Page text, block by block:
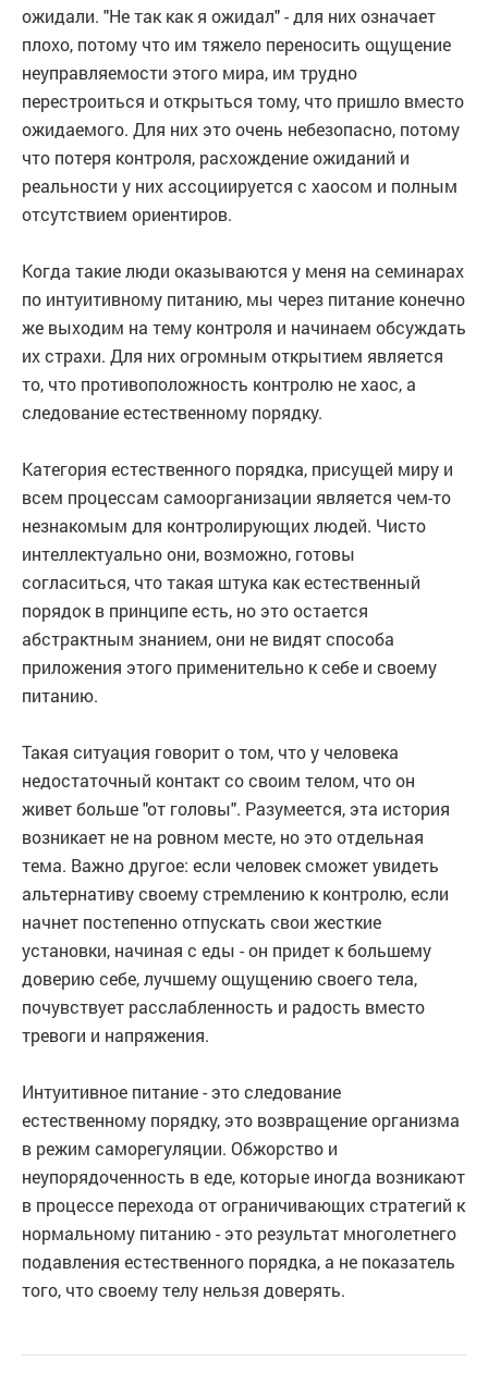
ожидали. "Не так как я ожидал" - для них означает
плохо, потому что им тяжело переносить ощущение
неуправляемости этого мира, им трудно
перестроиться и открыться тому, что пришло вместо
ожидаемого. Для них это очень небезопасно, потому
что потеря контроля, расхождение ожиданий и
реальности у них ассоциируется с хаосом и полным
отсутствием ориентиров.
Когда такие люди оказываются у меня на семинарах
по интуитивному питанию, мы через питание конечно
же выходим на тему контроля и начинаем обсуждать
их страхи. Для них огромным открытием является
то, что противоположность контролю не хаос, а
следование естественному порядку.
Категория естественного порядка, присущей миру и
всем процессам самоорганизации является чем-то
незнакомым для контролирующих людей. Чисто
интеллектуально они, возможно, готовы
согласиться, что такая штука как естественный
порядок в принципе есть, но это остается
абстрактным знанием, они не видят способа
приложения этого применительно к себе и своему
питанию.
Такая ситуация говорит о том, что у человека
недостаточный контакт со своим телом, что он
живет больше "от головы". Разумеется, эта история
возникает не на ровном месте, но это отдельная
тема. Важно другое: если человек сможет увидеть
альтернативу своему стремлению к контролю, если
начнет постепенно отпускать свои жесткие
установки, начиная с еды - он придет к большему
доверию себе, лучшему ощущению своего тела,
почувствует расслабленность и радость вместо
тревоги и напряжения.
Интуитивное питание - это следование
естественному порядку, это возвращение организма
в режим саморегуляции. Обжорство и
неупорядоченность в еде, которые иногда возникают
в процессе перехода от ограничивающих стратегий к
нормальному питанию - это результат многолетнего
подавления естественного порядка, а не показатель
того, что своему телу нельзя доверять.